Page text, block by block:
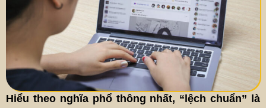
Hiểu theo nghĩa phổ thông nhất, “lệch chuẩn” là